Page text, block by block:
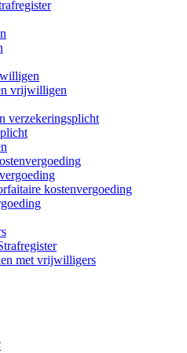
vrijwilligen
verzekeringsplicht
kostenvergoeding
met vrijwilligers